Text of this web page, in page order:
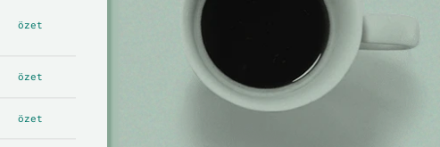
özet
özet
özet